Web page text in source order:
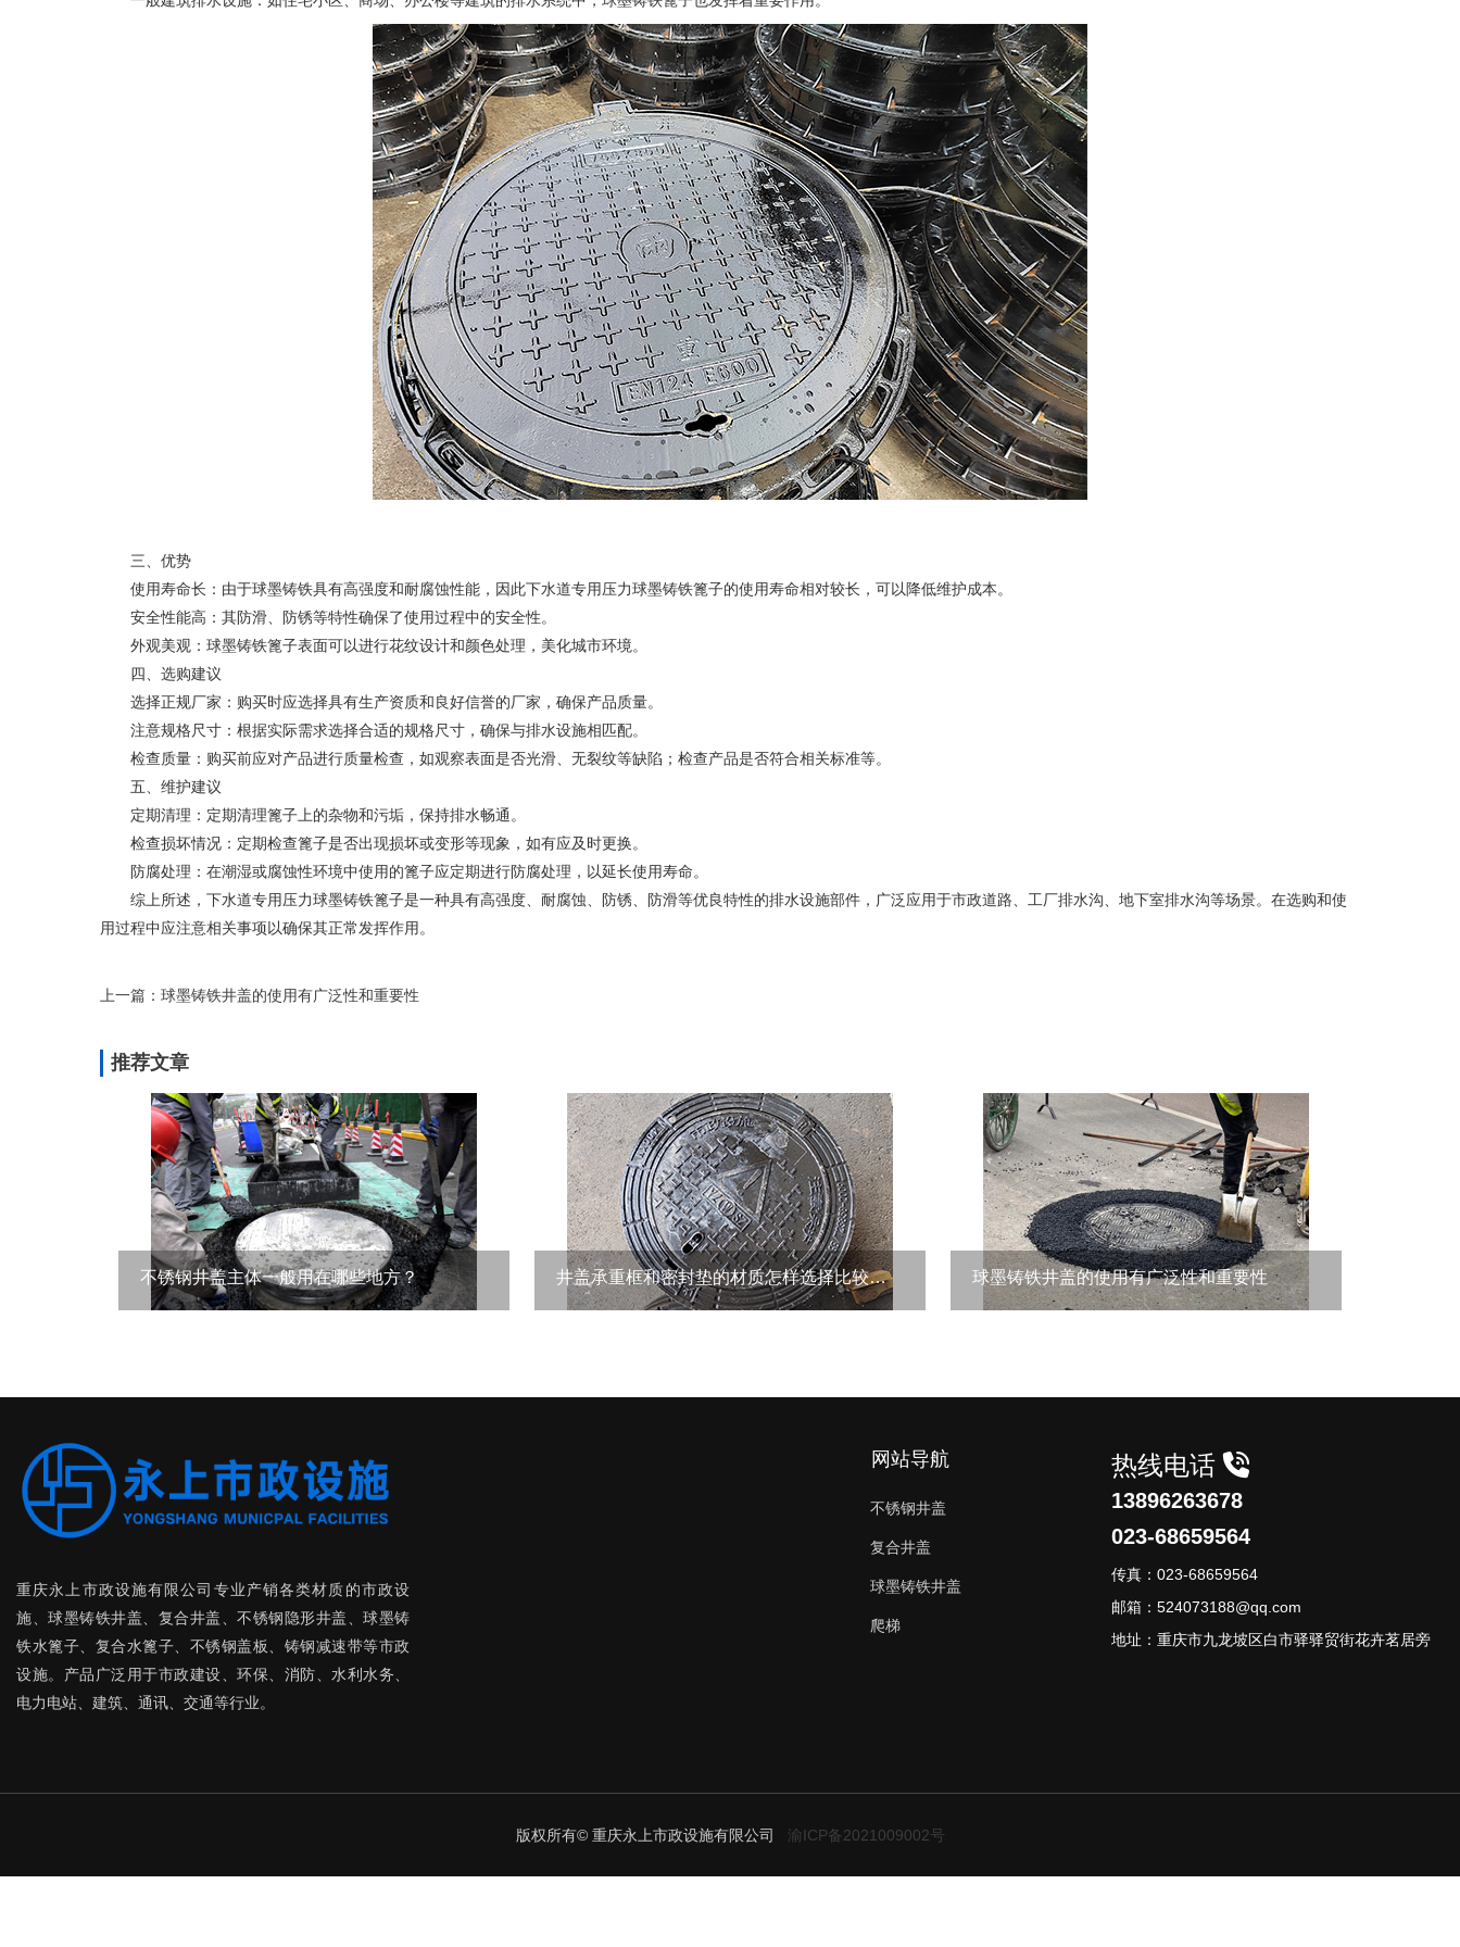
三、优势
使用寿命长：由于球墨铸铁具有高强度和耐腐蚀性能，因此下水道专用压力球墨铸铁篦子的使用寿命相对较长，可以降低维护成本。
安全性能高：其防滑、防锈等特性确保了使用过程中的安全性。
外观美观：球墨铸铁篦子表面可以进行花纹设计和颜色处理，美化城市环境。
四、选购建议
选择正规厂家：购买时应选择具有生产资质和良好信誉的厂家，确保产品质量。
注意规格尺寸：根据实际需求选择合适的规格尺寸，确保与排水设施相匹配。
检查质量：购买前应对产品进行质量检查，如观察表面是否光滑、无裂纹等缺陷；检查产品是否符合相关标准等。
五、维护建议
定期清理：定期清理篦子上的杂物和污垢，保持排水畅通。
检查损坏情况：定期检查篦子是否出现损坏或变形等现象，如有应及时更换。
防腐处理：在潮湿或腐蚀性环境中使用的篦子应定期进行防腐处理，以延长使用寿命。
综上所述，下水道专用压力球墨铸铁篦子是一种具有高强度、耐腐蚀、防锈、防滑等优良特性的排水设施部件，广泛应用于市政道路、工厂排水沟、地下室排水沟等场景。在选购和使
用过程中应注意相关事项以确保其正常发挥作用。
上一篇：球墨铸铁井盖的使用有广泛性和重要性
推荐文章
不锈钢井盖主体一般用在哪些地方？ 井盖承重框和密封垫的材质怎样选择比较常见呢 球墨铸铁井盖的使用有广泛性和重要性
重庆永上市政设施有限公司 专业产销各类材质的市政设
施、球墨铸铁井盖、复合井盖、不锈钢隐形井盖、球墨铸
铁水篦子、复合水篦子、不锈钢盖板、铸钢减速带等市政
设施。产品广泛用于市政建设、环保、消防、水利水务、
电力电站、建筑、通讯、交通等行业。
网站导航
不锈钢井盖
复合井盖
球墨铸铁井盖
爬梯
热线电话
13896263678
023-68659564
传真：023-68659564
邮箱：524073188@qq.com
地址：重庆市九龙坡区白市驿驿贸街花卉茗居旁
版权所有© 重庆永上市政设施有限公司 渝ICP备2021009002号